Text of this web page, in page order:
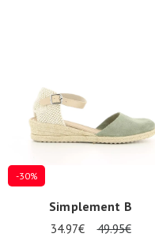
-30%
Simplement B
34.97€ 49.95€